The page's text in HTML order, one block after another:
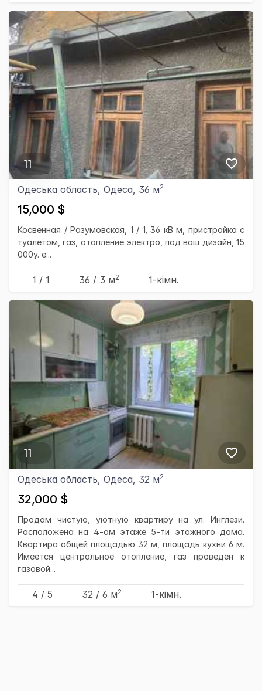
11
Одеська область, Одеса, 36 м2
15,000 $
Косвенная / Разумовская, 1 / 1, 36 кВ м, пристройка с
туалетом, газ, отопление электро, под ваш дизайн, 15
000у. е...
1 / 1 36 / 3 м2 1-кімн.
11
Одеська область, Одеса, 32 м2
32,000 $
Продам чистую, уютную квартиру на ул. Инглези.
Расположена на 4-ом этаже 5-ти этажного дома.
Квартира общей площадью 32 м, площадь кухни 6 м.
Имеется центральное отопление, газ проведен к
газовой...
4 / 5 32 / 6 м2 1-кімн.